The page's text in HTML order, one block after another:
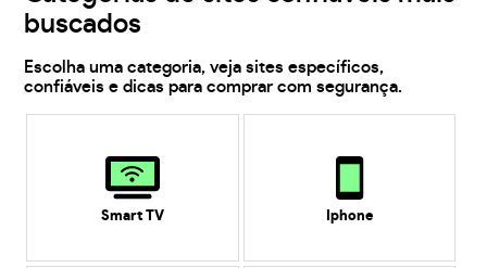
buscados
Escolha uma categoria, veja sites específicos,
confiáveis e dicas para comprar com segurança.
Smart TV Iphone